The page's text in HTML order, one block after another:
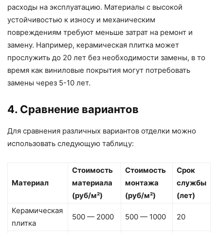
расходы на эксплуатацию. Материалы с высокой
устойчивостью к износу и механическим
повреждениям требуют меньше затрат на ремонт и
замену. Например, керамическая плитка может
прослужить до 20 лет без необходимости замены, в то
время как виниловые покрытия могут потребовать
замены через 5-10 лет.
4. Сравнение вариантов
Для сравнения различных вариантов отделки можно
использовать следующую таблицу:
Материал
Стоимость
материала
(руб/м²)
Стоимость
монтажа
(руб/м²)
Срок
службы
(лет)
Керамическая
плитка
500 — 2000 500 — 1000 20